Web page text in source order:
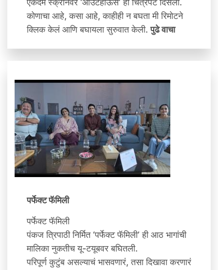
एकदम स्क्रीनवर ‘आउटहाऊस’ हा चित्रपट दिसला.
कोणाचा आहे, कसा आहे, काहीही न बघता मी रिमोटने
क्लिक केलं आणि बघायला सुरुवात केली.पुढे वाचा
पर्फेक्ट फॅमिली
पर्फेक्ट फॅमिली
पंकज त्रिपाठी निर्मित ‘पर्फेक्ट फॅमिली’ ही आठ भागांची
मालिका नुकतीच यू-टयूबवर बघितली.
परिपूर्ण कुटुंब असल्याचं भासवणारं, तसा दिखावा करणारं